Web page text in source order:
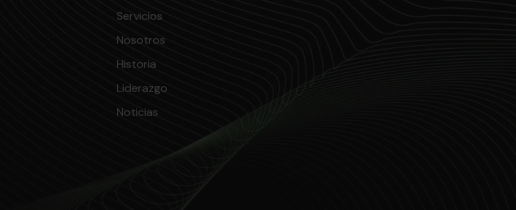
Servicios
Nosotros
Historia
Liderazgo
Noticias